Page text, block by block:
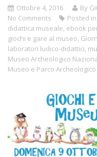
Ottobre 4, 2016
By
No Comments
Posted in
didattica museale, ebook
giochi e gare al museo,
laboratori ludico-didattici,
Museo Archeologico
Museo e Parco